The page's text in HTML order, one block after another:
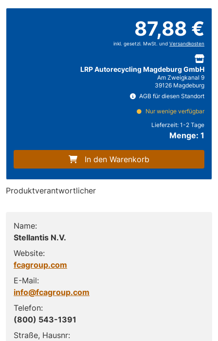
87,88 €
inkl. gesetzl. MwSt. und Versandkosten
LRP Autorecycling Magdeburg GmbH
Am Zweigkanal 9
39126 Magdeburg
AGB für diesen Standort
Nur wenige verfügbar
Lieferzeit: 1-2 Tage
Menge: 1
In den Warenkorb
Produktverantwortlicher
Name:
Stellantis N.V.
Website:
fcagroup.com
E-Mail:
info@fcagroup.com
Telefon:
(800) 543-1391
Straße, Hausnr: